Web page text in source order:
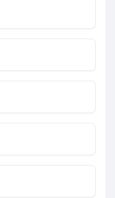
هل يمكنني